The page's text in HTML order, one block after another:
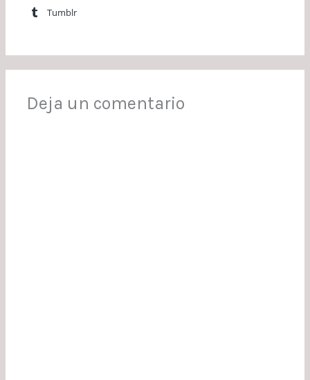
Tumblr
Deja un comentario